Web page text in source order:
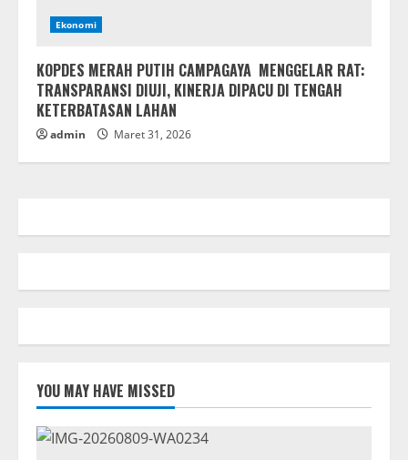
Ekonomi
KOPDES MERAH PUTIH CAMPAGAYA MENGGELAR RAT:
TRANSPARANSI DIUJI, KINERJA DIPACU DI TENGAH
KETERBATASAN LAHAN
admin Maret 31, 2026
YOU MAY HAVE MISSED